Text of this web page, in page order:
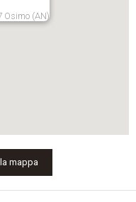
Osimo (AN)
mappa